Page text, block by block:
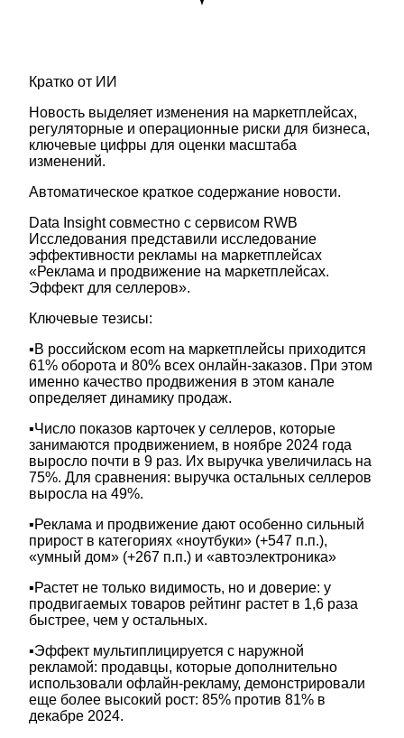
Кратко от ИИ
Новость выделяет изменения на маркетплейсах,
регуляторные и операционные риски для бизнеса,
ключевые цифры для оценки масштаба
изменений.
Автоматическое краткое содержание новости.
Data Insight совместно с сервисом RWB
Исследования представили исследование
эффективности рекламы на маркетплейсах
«Реклама и продвижение на маркетплейсах.
Эффект для селлеров».
Ключевые тезисы:
▪️В российском ecom на маркетплейсы приходится
61% оборота и 80% всех онлайн-заказов. При этом
именно качество продвижения в этом канале
определяет динамику продаж.
▪️Число показов карточек у селлеров, которые
занимаются продвижением, в ноябре 2024 года
выросло почти в 9 раз. Их выручка увеличилась на
75%. Для сравнения: выручка остальных селлеров
выросла на 49%.
▪️Реклама и продвижение дают особенно сильный
прирост в категориях «ноутбуки» (+547 п.п.),
«умный дом» (+267 п.п.) и «автоэлектроника»
▪️Растет не только видимость, но и доверие: у
продвигаемых товаров рейтинг растет в 1,6 раза
быстрее, чем у остальных.
▪️Эффект мультиплицируется с наружной
рекламой: продавцы, которые дополнительно
использовали офлайн-рекламу, демонстрировали
еще более высокий рост: 85% против 81% в
декабре 2024.